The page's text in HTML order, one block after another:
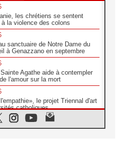
les chrétiens se sentent
la violence des colons
sanctuaire de Notre Dame du
à Genazzano en septembre
Agathe aide à contempler
l'amour sur la mort
le projet Triennal d'art
catholiques
donner la parole aux religieuses